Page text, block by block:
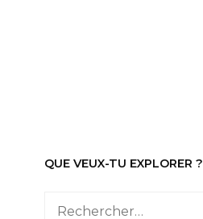
QUE VEUX-TU EXPLORER ?
Rechercher :